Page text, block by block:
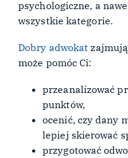
psychologiczne, a
wszystkie kategorie.
Dobry adwokat
może pomóc Ci:
przeanalizować
punktów,
ocenić, czy dany
lepiej skierować
przygotować